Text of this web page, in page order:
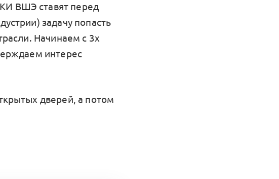
ВШЭ ставят перед
задачу попасть
Начинаем с 3х
интерес
дверей, а потом